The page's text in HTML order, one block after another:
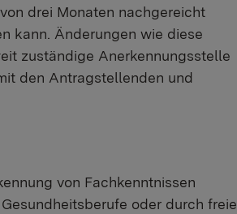
drei Monaten nachgereicht
kann. Änderungen wie diese
zuständige Anerkennungsstelle
den Antragstellenden und
von Fachkenntnissen
oder durch freie